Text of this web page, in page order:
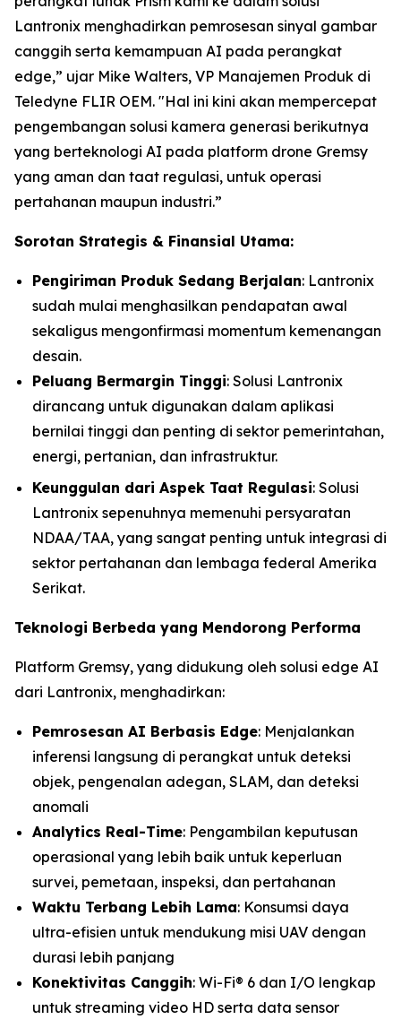
Lantronix menghadirkan pemrosesan sinyal gambar
canggih serta kemampuan AI pada perangkat
edge,” ujar Mike Walters, VP Manajemen Produk di
Teledyne FLIR OEM. "Hal ini kini akan mempercepat
pengembangan solusi kamera generasi berikutnya
yang berteknologi AI pada platform drone Gremsy
yang aman dan taat regulasi, untuk operasi
pertahanan maupun industri.”
Sorotan Strategis & Finansial Utama:
Pengiriman Produk Sedang Berjalan: Lantronix
sudah mulai menghasilkan pendapatan awal
sekaligus mengonfirmasi momentum kemenangan
desain.
Peluang Bermargin Tinggi: Solusi Lantronix
dirancang untuk digunakan dalam aplikasi
bernilai tinggi dan penting di sektor pemerintahan,
energi, pertanian, dan infrastruktur.
Keunggulan dari Aspek Taat Regulasi: Solusi
Lantronix sepenuhnya memenuhi persyaratan
NDAA/TAA, yang sangat penting untuk integrasi di
sektor pertahanan dan lembaga federal Amerika
Serikat.
Teknologi Berbeda yang Mendorong Performa
Platform Gremsy, yang didukung oleh solusi edge AI
dari Lantronix, menghadirkan:
Pemrosesan AI Berbasis Edge: Menjalankan
inferensi langsung di perangkat untuk deteksi
objek, pengenalan adegan, SLAM, dan deteksi
anomali
Analytics Real-Time: Pengambilan keputusan
operasional yang lebih baik untuk keperluan
survei, pemetaan, inspeksi, dan pertahanan
Waktu Terbang Lebih Lama: Konsumsi daya
ultra-efisien untuk mendukung misi UAV dengan
durasi lebih panjang
Konektivitas Canggih: Wi-Fi® 6 dan I/O lengkap
untuk streaming video HD serta data sensor